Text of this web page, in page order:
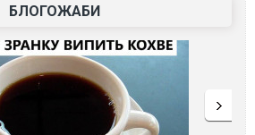
БЛОГОЖАБИ